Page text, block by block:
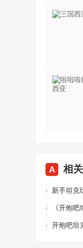
A 相
开炮吧坦